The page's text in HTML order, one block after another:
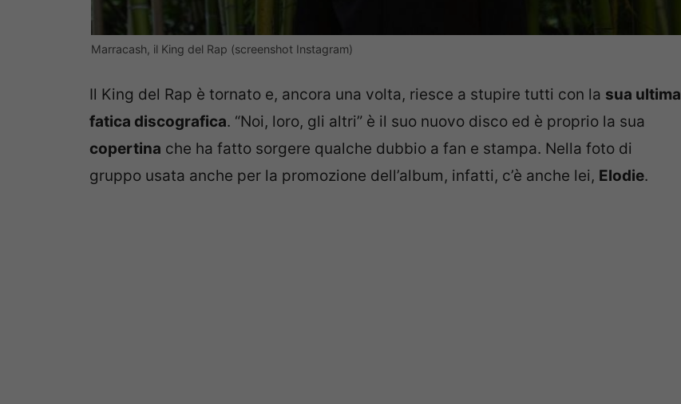
Marracash, il King del Rap (screenshot Instagram)
Il King del Rap è tornato e, ancora una volta, riesce a stupire tutti con la sua ultima
fatica discografica. “Noi, loro, gli altri” è il suo nuovo disco ed è proprio la sua
copertina che ha fatto sorgere qualche dubbio a fan e stampa. Nella foto di
gruppo usata anche per la promozione dell’album, infatti, c’è anche lei, Elodie.